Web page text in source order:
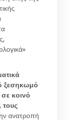
ξεσηκωμό
σε κοινό
τους
ανατροπή